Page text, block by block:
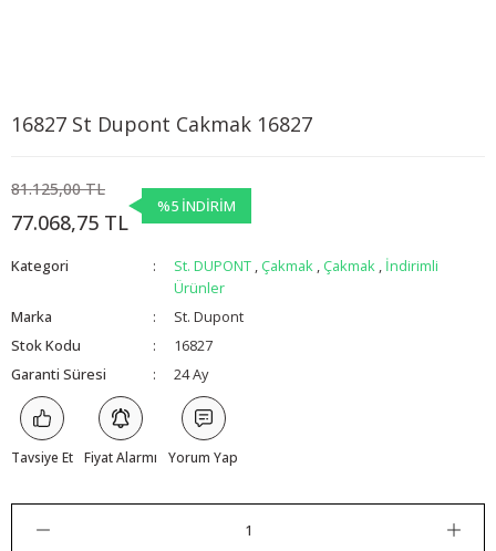
16827 St Dupont Cakmak 16827
81.125,00 TL
77.068,75 TL
%5 İNDİRİM
Kategori St. DUPONT , Çakmak , Çakmak , İndirimli
Ürünler
Marka
St. Dupont
Stok Kodu
16827
Garanti Süresi
24 Ay
Tavsiye Et Fiyat Alarmı Yorum Yap